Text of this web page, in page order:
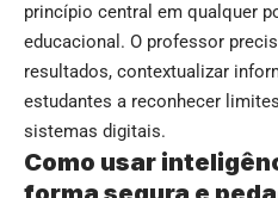
princípio central em qualquer
educacional. O professor
resultados, contextualizar
estudantes a reconhecer
sistemas digitais.
Como usar